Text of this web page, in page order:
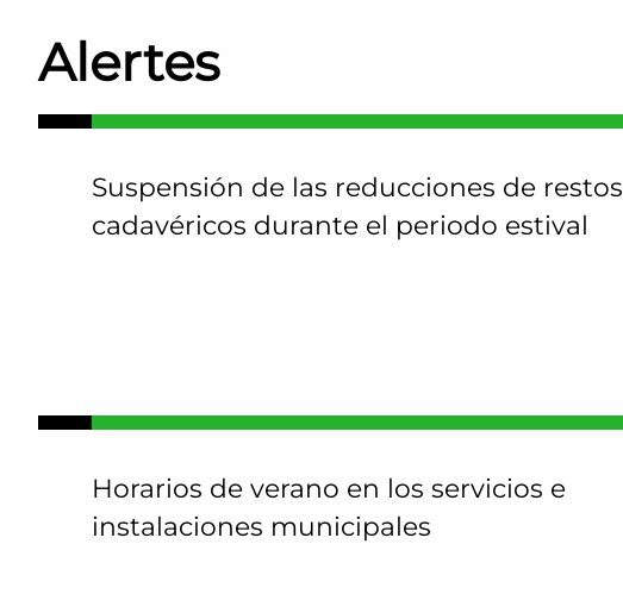
Alertes
Suspensión de las reducciones de restos
cadavéricos durante el periodo estival
Horarios de verano en los servicios e
instalaciones municipales